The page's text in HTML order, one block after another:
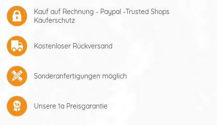
Kauf auf Rechnung - Paypal -Trusted Shops
Käuferschutz
Kostenloser Rückversand
Sonderanfertigungen möglich
Unsere 1a Preisgarantie